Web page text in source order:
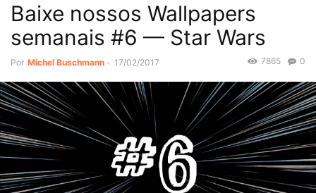
Baixe nossos Wallpapers
semanais #6 — Star Wars
Por Michel Buschmann - 17/02/2017 0
7865